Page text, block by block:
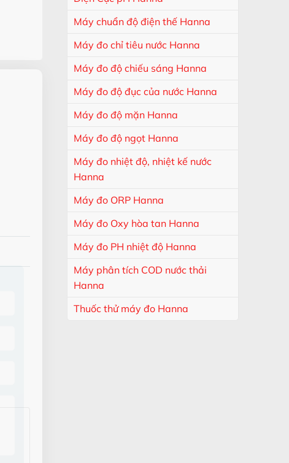
Máy chuẩn độ điện thế Hanna
Máy đo chỉ tiêu nước Hanna
Máy đo độ chiếu sáng Hanna
Máy đo độ đục của nước Hanna
Máy đo độ mặn Hanna
Máy đo độ ngọt Hanna
Máy đo nhiệt độ, nhiệt kế nước
Hanna
Máy đo ORP Hanna
Máy đo Oxy hòa tan Hanna
Máy đo PH nhiệt độ Hanna
Máy phân tích COD nước thải
Hanna
Thuốc thử máy đo Hanna